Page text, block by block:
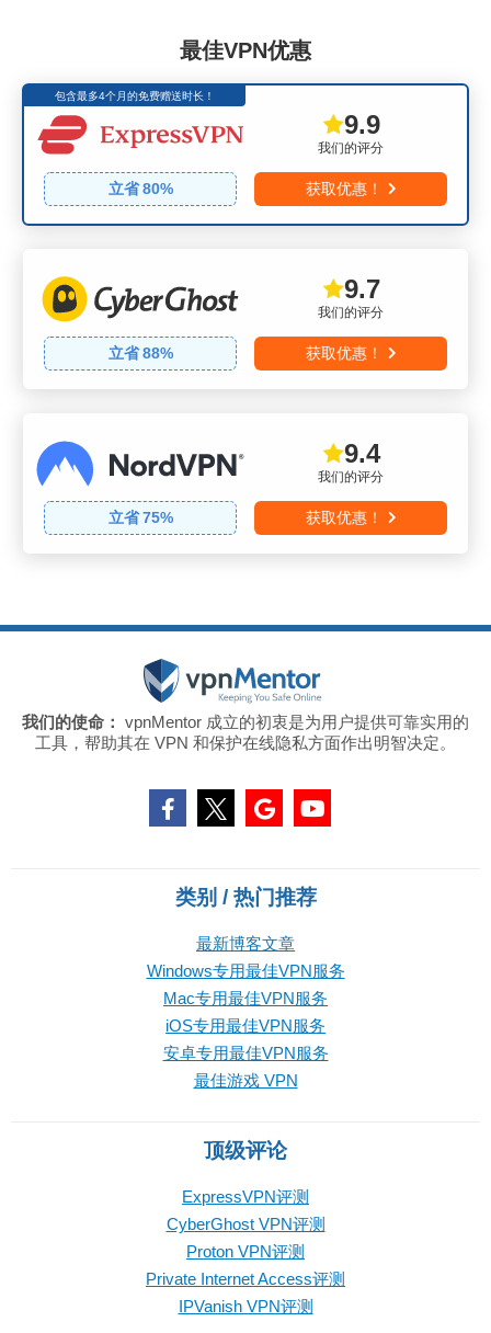
最佳VPN优惠
包含最多4个月的免费赠送时长！
我们的评分
9.9
立省 80% 获取优惠！
我们的评分
9.7
立省 88% 获取优惠！
我们的评分
9.4
立省 75% 获取优惠！
我们的使命： vpnMentor 成立的初衷是为用户提供可靠实用的
工具，帮助其在 VPN 和保护在线隐私方面作出明智决定。
类别 / 热门推荐
最新博客文章
Windows专用最佳VPN服务
Mac专用最佳VPN服务
iOS专用最佳VPN服务
安卓专用最佳VPN服务
最佳游戏 VPN
顶级评论
ExpressVPN评测
CyberGhost VPN评测
Proton VPN评测
Private Internet Access评测
IPVanish VPN评测